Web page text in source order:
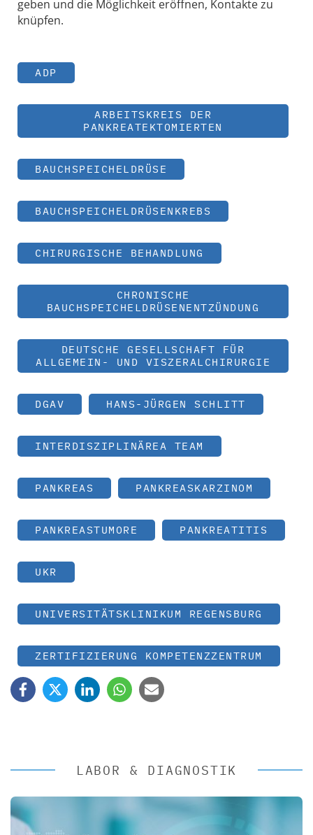
geben und die Möglichkeit eröffnen, Kontakte zu
knüpfen.
ADP
ARBEITSKREIS DER
PANKREATEKTOMIERTEN
BAUCHSPEICHELDRÜSE
BAUCHSPEICHELDRÜSENKREBS
CHIRURGISCHE BEHANDLUNG
CHRONISCHE
BAUCHSPEICHELDRÜSENENTZÜNDUNG
DEUTSCHE GESELLSCHAFT FÜR
ALLGEMEIN- UND VISZERALCHIRURGIE
DGAV HANS-JÜRGEN SCHLITT
INTERDISZIPLINÄREA TEAM
PANKREAS PANKREASKARZINOM
PANKREASTUMORE PANKREATITIS
UKR
UNIVERSITÄTSKLINIKUM REGENSBURG
ZERTIFIZIERUNG KOMPETENZZENTRUM
LABOR & DIAGNOSTIK